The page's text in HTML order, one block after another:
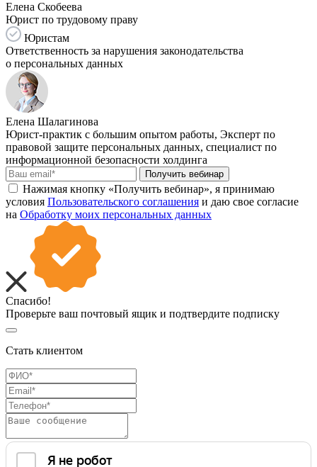
Елена Скобеева
Юрист по трудовому праву
Юристам
Ответственность за нарушения законодательства
о персональных данных
Елена Шалагинова
Юрист-практик с большим опытом работы, Эксперт по
правовой защите персональных данных, специалист по
информационной безопасности холдинга
Получить вебинар
Нажимая кнопку «Получить вебинар», я принимаю
условия Пользовательского соглашения и даю свое согласие
на Обработку моих персональных данных
Спасибо!
Проверьте ваш почтовый ящик и подтвердите подписку
Стать клиентом